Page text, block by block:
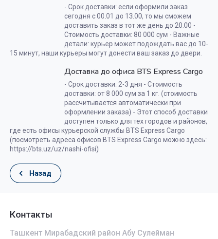
- Срок доставки: если оформили заказ
сегодня с 00.01 до 13.00, то мы сможем
доставить заказ в тот же день до 20.00 -
Стоимость доставки: 80 000 сум - Важные
детали: курьер может подождать вас до 10-
15 минут, наши курьеры могут донести ваш заказ до двери.
Доставка до офиса BTS Express Cargo
- Срок доставки: 2-3 дня - Стоимость
доставки: от 8 000 сум за 1 кг. (стоимость
рассчитывается автоматически при
оформлении заказа) - Этот способ доставки
доступен только для тех городов и районов,
где есть офисы курьерской службы BTS Express Cargo
(посмотреть адреса офисов BTS Express Cargo можно здесь:
https://bts.uz/uz/nashi-ofisi)
Назад
Контакты
Ташкент Мирабадский район Абу Сулейман